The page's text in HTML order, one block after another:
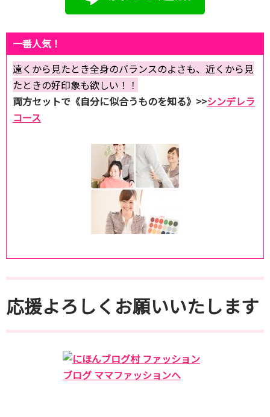
一番人気！
遠くから見たとき全身のバランスのよさも、近くから見
たときの好印象も欲しい！！
両方セットで《自分に似合うものを知る》>>シンデレラ
コース
応援よろしくお願いいたします